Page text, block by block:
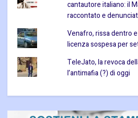
cantautore italiano: il
raccontato e
Venafro, rissa dentro
licenza sospesa per
TeleJato, la revoca
l’antimafia (?) di oggi